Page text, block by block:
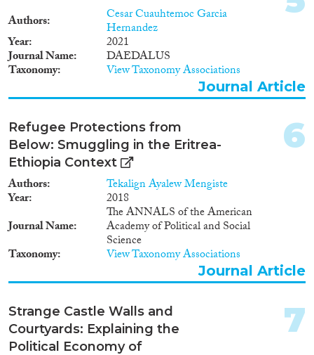
Authors Cesar Cuauhtemoc Garcia
Hernandez
Year 2021
Journal Name DAEDALUS
Taxonomy View Taxonomy Associations
Journal Article
Refugee Protections from
Below: Smuggling in the Eritrea-
Ethiopia Context
Authors Tekalign Ayalew Mengiste
Year
2018
Journal Name
The ANNALS of the American
Academy of Political and Social
Science
Taxonomy View Taxonomy Associations
6
Journal Article
Strange Castle Walls and
Courtyards: Explaining the
Political Economy of
7
2004
2002(4)
2001(3)
2000(4)
1998(1)
1997 (1)
1996(1)
1995
1993(1)
1983(1)
1979(1)
Migration Governance
Disciplines
Geographies